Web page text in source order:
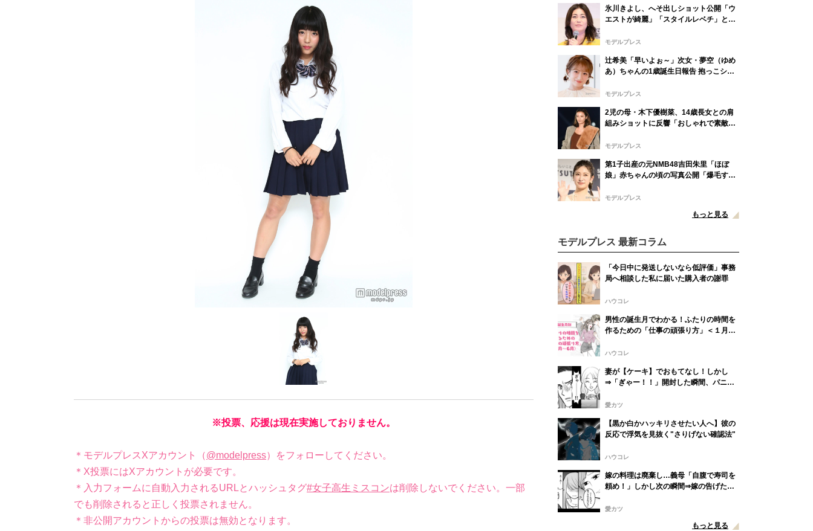
※投票、応援は現在実施しておりません。
＊モデルプレスXアカウント（@modelpress）をフォローしてください。
＊X投票にはXアカウントが必要です。
＊入力フォームに自動入力されるURLとハッシュタグ#女子高生ミスコンは削除しないでください。一部
でも削除されると正しく投票されません。
＊非公開アカウントからの投票は無効となります。
氷川きよし、へそ出しショット公開「ウ
エストが綺麗」「スタイルレベチ」と絶
モデルプレス
辻希美「早いよぉ～」次女・夢空（ゆめ
あ）ちゃんの1歳誕生日報告 抱っこショ
「天使」
モデルプレス
2児の母・木下優樹菜、14歳長女との肩
組みショットに反響「おしゃれで素敵」
モデルプレス
第1子出産の元NMB48吉田朱里「ほぼ
娘」赤ちゃんの頃の写真公開「爆毛すご
の声
モデルプレス
もっと見る
モデルプレス 最新コラム
「今日中に発送しないなら低評価」事務
局へ相談した私に届いた購入者の謝罪
ハウコレ
男性の誕生月でわかる！ふたりの時間を
作るための「仕事の頑張り方」＜１月〜
ハウコレ
妻が【ケーキ】でおもてなし！しかし
⇒「ぎゃー！！」開封した瞬間、パニッ
愛カツ
【黒か白かハッキリさせたい人へ】彼の
反応で浮気を見抜く"さりげない確認法"
ハウコレ
嫁の料理は廃棄し…義母「自腹で寿司を
頼め！」しかし次の瞬間⇒嫁の告げた言
愛カツ
もっと見る